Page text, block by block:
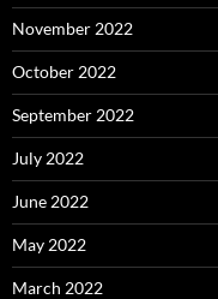
November 2022
October 2022
September 2022
July 2022
June 2022
May 2022
March 2022